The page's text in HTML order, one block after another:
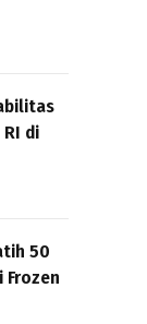
di
50
Frozen